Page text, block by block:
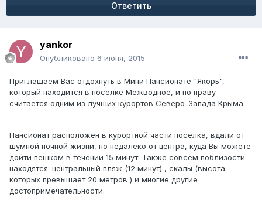
Ответить
yankor
Опубликовано 6 июня, 2015
Приглашаем Вас отдохнуть в Мини Пансионате "Якорь",
который находится в поселке Межводное, и по праву
считается одним из лучших курортов Северо-Запада Крыма.
Пансионат расположен в курортной части поселка, вдали от
шумной ночной жизни, но недалеко от центра, куда Вы можете
дойти пешком в течении 15 минут. Также совсем поблизости
находятся: центральный пляж (12 минут) , скалы (высота
которых превышает 20 метров ) и многие другие
достопримечательности.